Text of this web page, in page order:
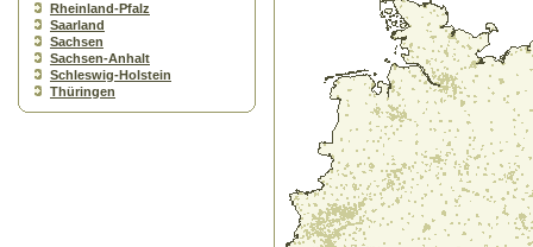
Rheinland-Pfalz
Saarland
Sachsen
Sachsen-Anhalt
Schleswig-Holstein
Thüringen